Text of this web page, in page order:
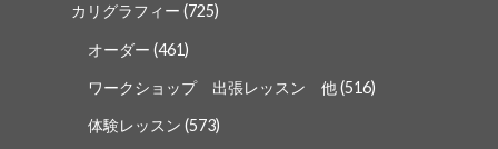
カリグラフィー (725)
オーダー (461)
ワークショップ 出張レッスン 他(516)
体験レッスン (573)